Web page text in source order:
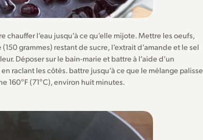
chauffer l’eau jusqu’à ce qu’elle mijote. Mettre les oeufs,
grammes) restant de sucre, l’extrait d’amande et le sel
Déposer sur le bain-marie et battre à l’aide d’un
raclant les côtés. battre jusqu’à ce que le mélange palisse
160°F (71°C), environ huit minutes.